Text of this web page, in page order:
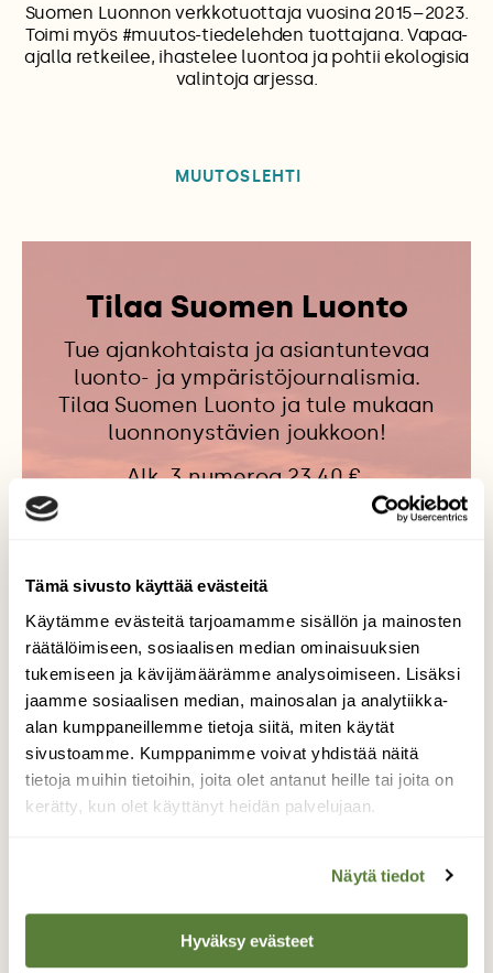
Tämä sivusto käyttää evästeitä
Käytämme evästeitä tarjoamamme sisällön ja mainosten
räätälöimiseen, sosiaalisen median ominaisuuksien
tukemiseen ja kävijämäärämme analysoimiseen. Lisäksi
jaamme sosiaalisen median, mainosalan ja analytiikka-
alan kumppaneillemme tietoja siitä, miten käytät
sivustoamme. Kumppanimme voivat yhdistää näitä
tietoja muihin tietoihin, joita olet antanut heille tai joita on
kerätty, kun olet käyttänyt heidän palvelujaan.
Näytä tiedot
Hyväksy evästeet
Suomen Luonnon verkkotuottaja vuosina 2015–2023.
Toimi myös #muutos-tiedelehden tuottajana. Vapaa-
ajalla retkeilee, ihastelee luontoa ja pohtii ekologisia
valintoja arjessa.
MUUTOSLEHTI
Tilaa Suomen Luonto
Tue ajankohtaista ja asiantuntevaa
luonto- ja ympäristöjournalismia.
Tilaa Suomen Luonto ja tule mukaan
luonnonystävien joukkoon!
Alk. 3 numeroa 23,40 €.
Lisää aiheesta